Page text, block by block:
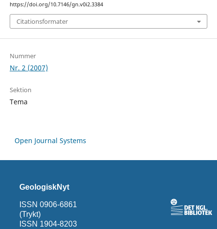
https://doi.org/10.7146/gn.v0i2.3384
Citationsformater
Nummer
Nr. 2 (2007)
Sektion
Tema
Open Journal Systems
GeologiskNyt
ISSN 0906-6861
(Trykt)
ISSN 1904-8203